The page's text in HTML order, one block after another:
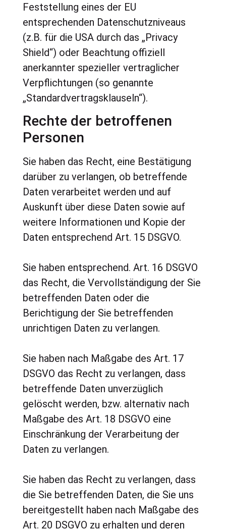
Feststellung eines der EU
entsprechenden Datenschutzniveaus
(z.B. für die USA durch das „Privacy
Shield“) oder Beachtung offiziell
anerkannter spezieller vertraglicher
Verpflichtungen (so genannte
„Standardvertragsklauseln“).
Rechte der betroffenen
Personen
Sie haben das Recht, eine Bestätigung
darüber zu verlangen, ob betreffende
Daten verarbeitet werden und auf
Auskunft über diese Daten sowie auf
weitere Informationen und Kopie der
Daten entsprechend Art. 15 DSGVO.
Sie haben entsprechend. Art. 16 DSGVO
das Recht, die Vervollständigung der Sie
betreffenden Daten oder die
Berichtigung der Sie betreffenden
unrichtigen Daten zu verlangen.
Sie haben nach Maßgabe des Art. 17
DSGVO das Recht zu verlangen, dass
betreffende Daten unverzüglich
gelöscht werden, bzw. alternativ nach
Maßgabe des Art. 18 DSGVO eine
Einschränkung der Verarbeitung der
Daten zu verlangen.
Sie haben das Recht zu verlangen, dass
die Sie betreffenden Daten, die Sie uns
bereitgestellt haben nach Maßgabe des
Art. 20 DSGVO zu erhalten und deren